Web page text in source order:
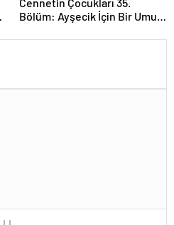
Cennetin Çocukları 35.
Bölüm: Ayşecik İçin Bir Umut